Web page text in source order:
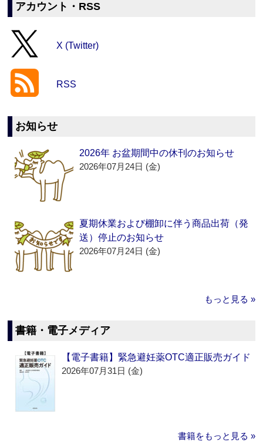
アカウント・RSS
X (Twitter)
RSS
お知らせ
2026年 お盆期間中の休刊のお知らせ
2026年07月24日 (金)
夏期休業および棚卸に伴う商品出荷（発
送）停止のお知らせ
2026年07月24日 (金)
もっと見る »
書籍・電子メディア
【電子書籍】緊急避妊薬OTC適正販売ガイド
2026年07月31日 (金)
書籍をもっと見る »